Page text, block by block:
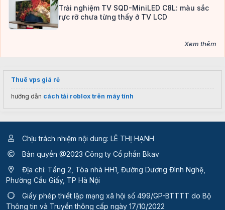
Trải nghiệm TV SQD-MiniLED C8L: màu sắc
rực rỡ chưa từng thấy ở TV LCD
Xem thêm
Thuê vps giá rẻ
hướng dẫn cách tải roblox trên máy tính
Chịu trách nhiệm nội dung: LÊ THỊ HẠNH
Bản quyền @2023 Công ty Cổ phần Bkav
Địa chỉ: Tầng 2, Tòa nhà HH1, Đường Dương Đình Nghệ,
Phường Cầu Giấy, TP Hà Nội
Giấy phép thiết lập mạng xã hội số 499/GP-BTTTT do Bộ
Thông tin và Truyền thông cấp ngày 17/10/2022